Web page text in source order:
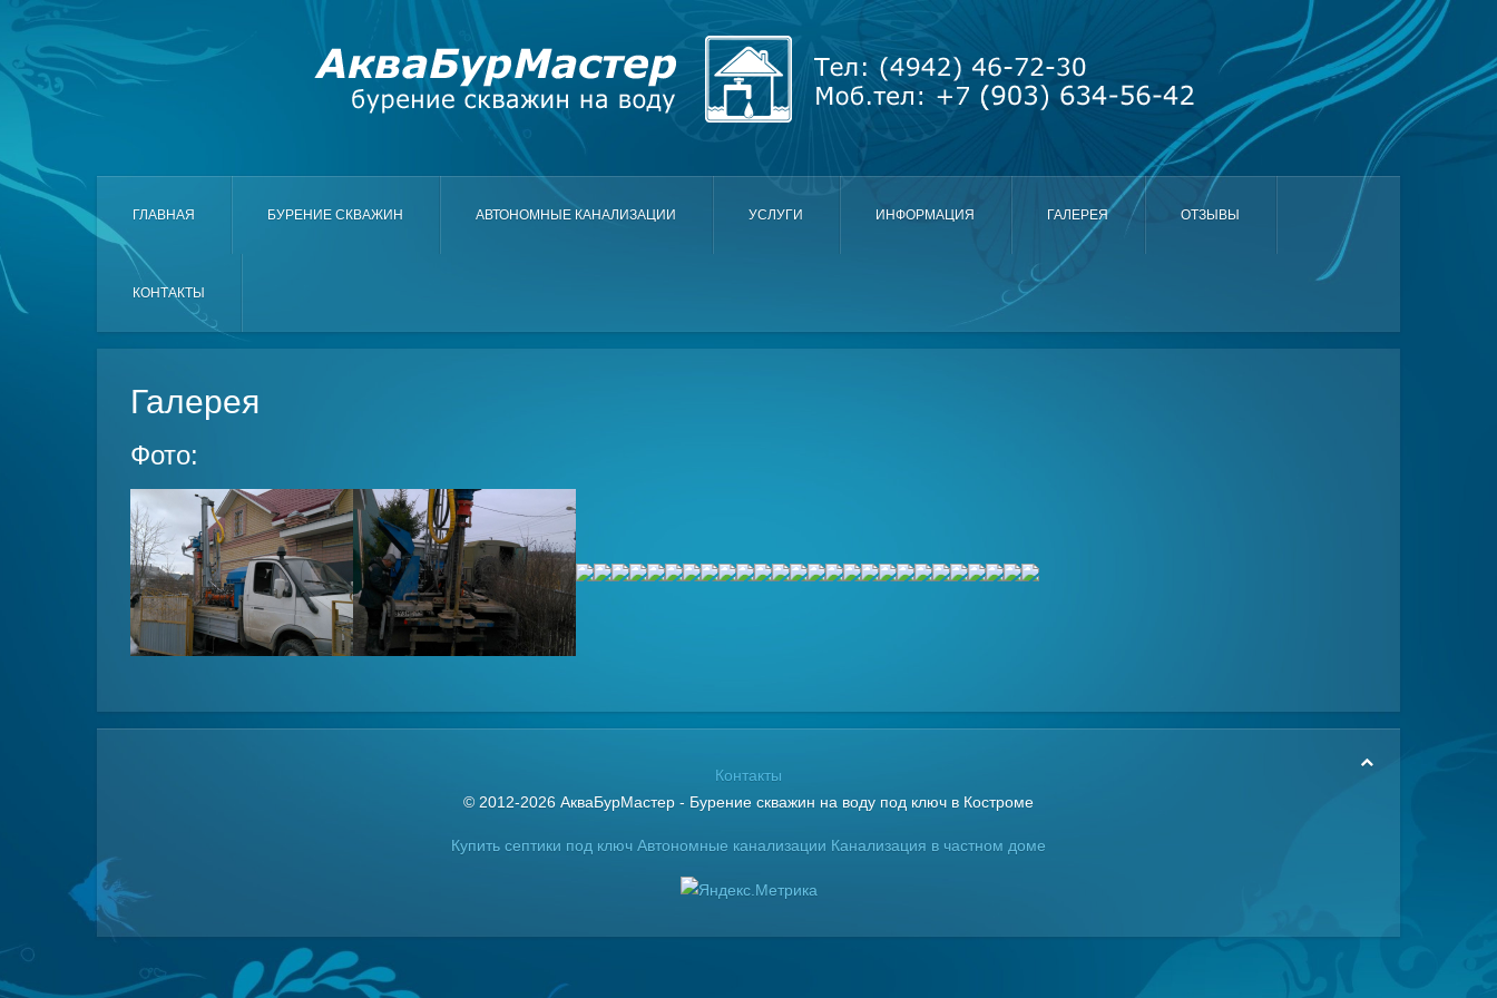
ГЛАВНАЯ БУРЕНИЕ СКВАЖИН АВТОНОМНЫЕ КАНАЛИЗАЦИИ УСЛУГИ ИНФОРМАЦИЯ ГАЛЕРЕЯ ОТЗЫВЫ
КОНТАКТЫ
Галерея
Фото:
Контакты
© 2012-2026 АкваБурМастер - Бурение скважин на воду под ключ в Костроме
Купить септики под ключ Автономные канализации Канализация в частном доме